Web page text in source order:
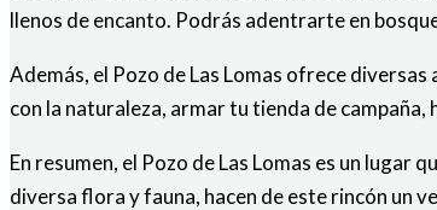
llenos de encanto. Podrás adentrarte en
Además, el Pozo de Las Lomas ofrece
con la naturaleza, armar tu tienda de
En resumen, el Pozo de Las Lomas es un lugar
diversa flora y fauna, hacen de este rincón un